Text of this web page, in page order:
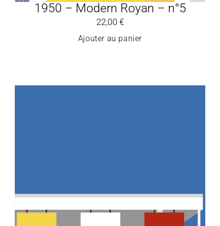
1950 – Modern Royan – n°5
22,00 €
Ajouter au panier